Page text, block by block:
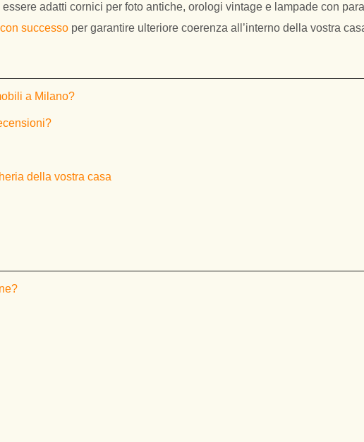
adatti cornici per foto antiche, orologi vintage e lampade con
successo per garantire ulteriore coerenza all’interno della vostra
a Milano?
della vostra casa